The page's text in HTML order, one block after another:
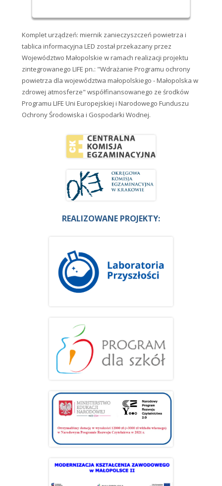
Komplet urządzeń: miernik zanieczyszczeń powietrza i
tablica informacyjna LED został przekazany przez
Województwo Małopolskie w ramach realizacji projektu
zintegrowanego LIFE pn.: "Wdrażanie Programu ochrony
powietrza dla województwa małopolskiego - Małopolska w
zdrowej atmosferze" współfinansowanego ze środków
Programu LIFE Uni Europejskiej i Narodowego Funduszu
Ochrony Środowiska i Gospodarki Wodnej.
REALIZOWANE PROJEKTY: